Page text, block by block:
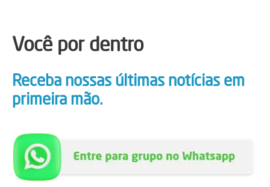
Você por dentro
Receba nossas últimas notícias em
primeira mão.